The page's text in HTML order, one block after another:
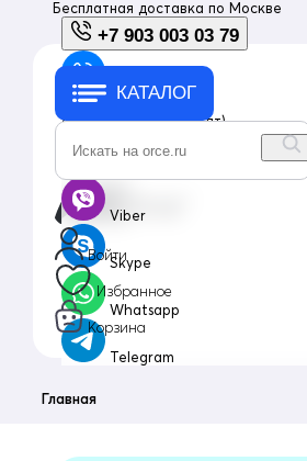
Бесплатная доставка по Москве
+7 903 003 03 79
+7 903 003 03 79
с 10:00 до 18:00 (пн-пт)
Viber
Skype
Whatsapp
Telegram
КАТАЛОГ
Войти
Избранное
Корзина
Главная